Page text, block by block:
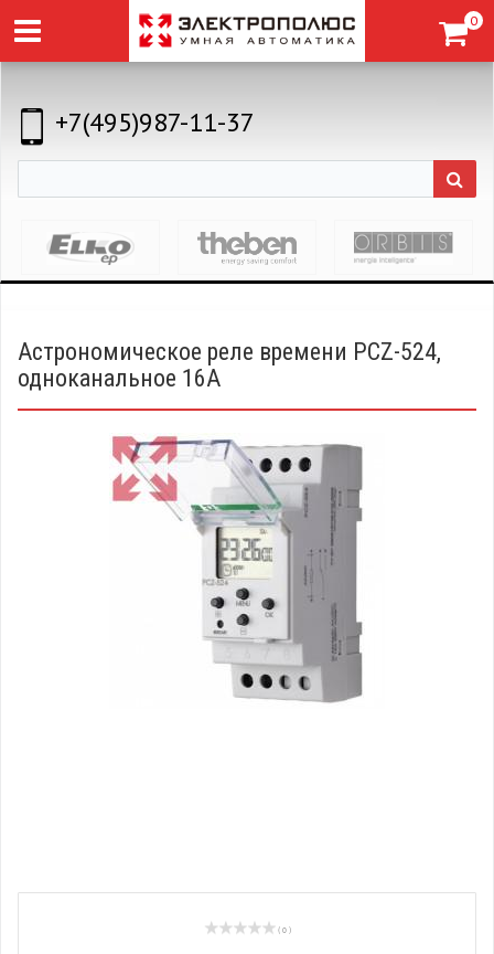
0
+7(495)987-11-37
Астрономическое реле времени PCZ-524,
одноканальное 16А
( 0 )